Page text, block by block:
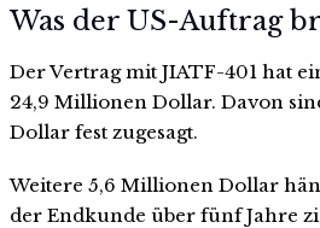
Was der US-Auftrag
Der Vertrag mit JIATF-401 hat
24,9 Millionen Dollar. Davon
Dollar fest zugesagt.
Weitere 5,6 Millionen Dollar
der Endkunde über fünf Jahre